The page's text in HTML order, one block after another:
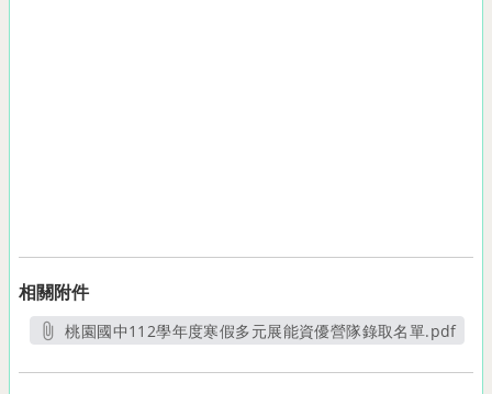
相關附件
桃園國中112學年度寒假多元展能資優營隊錄取名單.pdf